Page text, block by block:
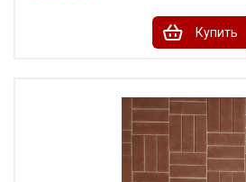
Купить